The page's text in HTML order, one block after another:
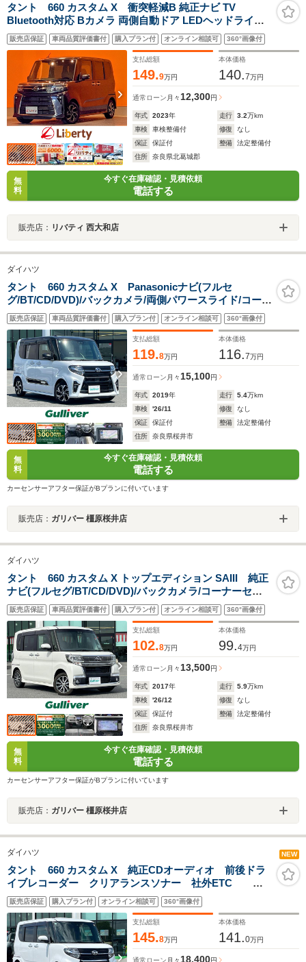
タント 660 カスタム X 衝突軽減B 純正ナビ TV
Bluetooth対応 Bカメラ 両側自動ドア LEDヘッドライト
フォグライト スマートキー プッシュスタート アイドリン
グストップ 障害物センサー 電子パーキング 前席シートヒ
ーター 純正アルミ
販売店保証 車両品質評価書付 購入プラン付 オンライン相談可 360°画像付
支払総額
149.9万円
本体価格
140.7万円
通常ローン 月々 12,300円
年式 2023年 走行 3.2万km
車検
車検整備付 修復
なし
保証
保証付 整備
法定整備付
住所
奈良県北葛城郡
無
料
今すぐ在庫確認・見積依頼
電話する
販売店： リバティ 西大和店
ダイハツ
タント 660 カスタム X Panasonicナビ(フルセ
グ/BT/CD/DVD)/バックカメラ/両側パワースライド/コーナ
ーセンサー/衝突軽減/レーンキープハーフレザーシート/後
席サンシェード/ステアリングスイッチ/純正AW
販売店保証 車両品質評価書付 購入プラン付 オンライン相談可 360°画像付
支払総額
119.8万円
本体価格
116.7万円
通常ローン 月々 15,100円
年式 2019年 走行 5.4万km
車検
'26/11 修復
なし
保証
保証付 整備
法定整備付
住所
奈良県桜井市
無
料
今すぐ在庫確認・見積依頼
電話する
カーセンサーアフター保証がBプランに付いています
販売店： ガリバー 橿原桜井店
ダイハツ
タント 660 カスタム X トップエディション SAIII 純正
ナビ(フルセグ/BT/CD/DVD)/バックカメラ/コーナーセン
サー/衝突軽減/レーンキープ/片側パワスラ/ハーフレザー
シート/シートヒーター/後席サンシェード/LEDヘッドライ
ト/ETC
販売店保証 車両品質評価書付 購入プラン付 オンライン相談可 360°画像付
支払総額
102.8万円
本体価格
99.4万円
通常ローン 月々13,500円
年式 2017年 走行 5.9万km
車検
'26/12 修復
なし
保証
保証付 整備
法定整備付
住所
奈良県桜井市
無
料
今すぐ在庫確認・見積依頼
電話する
カーセンサーアフター保証がBプランに付いています
販売店： ガリバー 橿原桜井店
ダイハツ NEW
タント 660 カスタム X 純正CDオーディオ 前後ドラ
イブレコーダー クリアランスソナー 社外ETC ハ
ーフレザーシート 前席シートヒーター 助手席ロング
スライド 両側パワースライドドア 純正14インチAW
販売店保証 購入プラン付 オンライン相談可 360°画像付
支払総額
145.8万円
本体価格
141.0万円
18,400